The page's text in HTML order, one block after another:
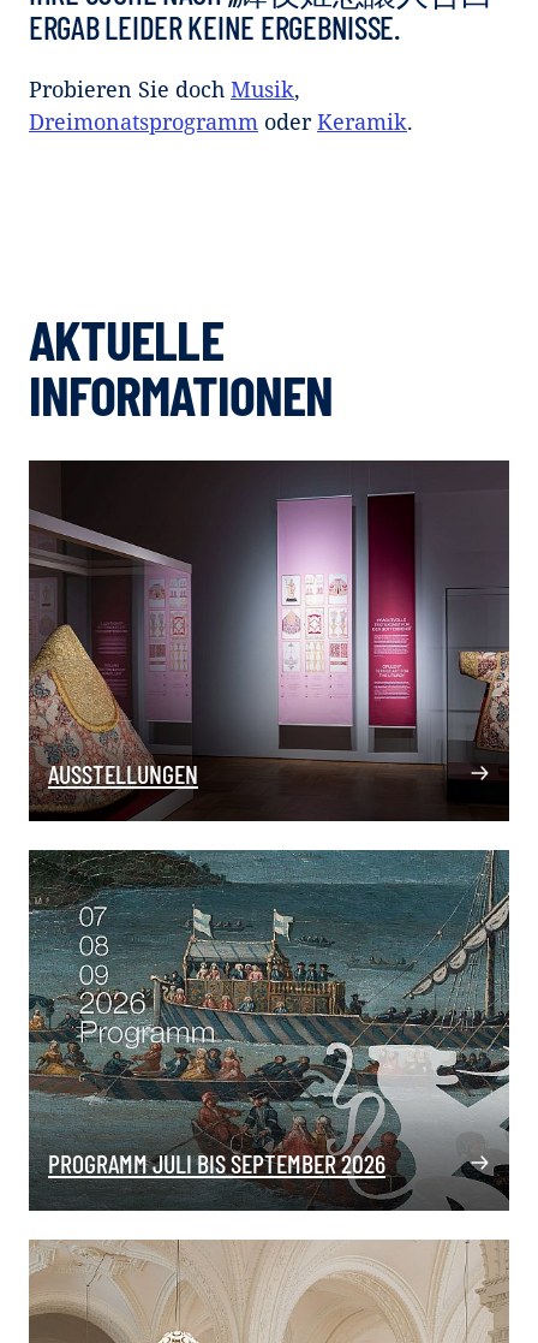
ERGAB LEIDER KEINE ERGEBNISSE.
Probieren Sie doch Musik,
Dreimonatsprogramm oderKeramik.
AKTUELLE
INFORMATIONEN
AUSSTELLUNGEN
PROGRAMM JULI BIS SEPTEMBER 2026